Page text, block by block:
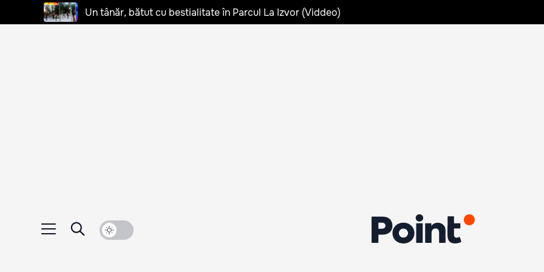
Un tânăr, bătut cu bestialitate în Parcul La Izvor (Viddeo)